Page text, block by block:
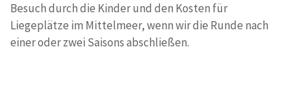
Besuch durch die Kinder und den Kosten für
Liegeplätze im Mittelmeer, wenn wir die Runde nach
einer oder zwei Saisons abschließen.